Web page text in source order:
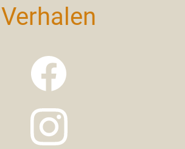
Verhalen